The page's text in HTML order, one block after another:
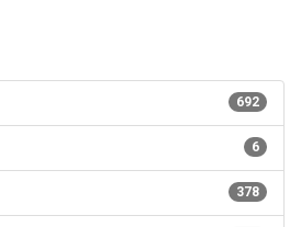
692
6
378